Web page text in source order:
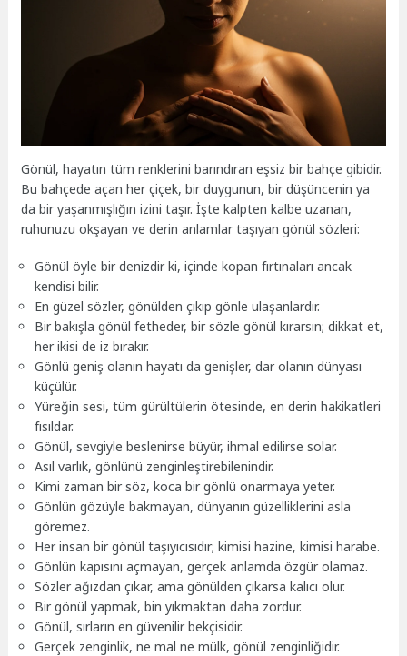
Gönül, hayatın tüm renklerini barındıran eşsiz bir bahçe gibidir.
Bu bahçede açan her çiçek, bir duygunun, bir düşüncenin ya
da bir yaşanmışlığın izini taşır. İşte kalpten kalbe uzanan,
ruhunuzu okşayan ve derin anlamlar taşıyan gönül sözleri:
Gönül öyle bir denizdir ki, içinde kopan fırtınaları ancak
kendisi bilir.
En güzel sözler, gönülden çıkıp gönle ulaşanlardır.
Bir bakışla gönül fetheder, bir sözle gönül kırarsın; dikkat et,
her ikisi de iz bırakır.
Gönlü geniş olanın hayatı da genişler, dar olanın dünyası
küçülür.
Yüreğin sesi, tüm gürültülerin ötesinde, en derin hakikatleri
fısıldar.
Gönül, sevgiyle beslenirse büyür, ihmal edilirse solar.
Asıl varlık, gönlünü zenginleştirebilenindir.
Kimi zaman bir söz, koca bir gönlü onarmaya yeter.
Gönlün gözüyle bakmayan, dünyanın güzelliklerini asla
göremez.
Her insan bir gönül taşıyıcısıdır; kimisi hazine, kimisi harabe.
Gönlün kapısını açmayan, gerçek anlamda özgür olamaz.
Sözler ağızdan çıkar, ama gönülden çıkarsa kalıcı olur.
Bir gönül yapmak, bin yıkmaktan daha zordur.
Gönül, sırların en güvenilir bekçisidir.
Gerçek zenginlik, ne mal ne mülk, gönül zenginliğidir.